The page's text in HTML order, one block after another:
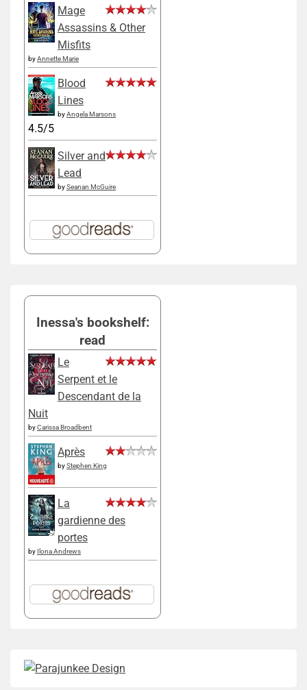
Mage
Assassins & Other
Misfits
byAnnette Marie
Blood
Lines
byAngela Marsons
4.5/5
Silver and
Lead
bySeanan McGuire
Inessa's bookshelf:
read
Le
Serpent et le
Descendant de la
Nuit
byCarissa Broadbent
Après
byStephen King
La
gardienne des
portes
by Ilona Andrews